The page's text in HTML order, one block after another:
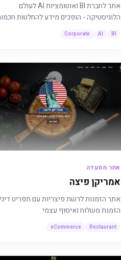
אתר לחברת BI ואוטומציות AI לעולם
הלוגיסטיקה - הופכים מידע להחלטות
BI
AI
Corporate
אתר מסעדה
אמריקן פיצה
אתר הזמנות לרשת פיצריות עם תפריט
הזמנת משלוח ואיסוף עצמי.
Restaurant
eCommerce